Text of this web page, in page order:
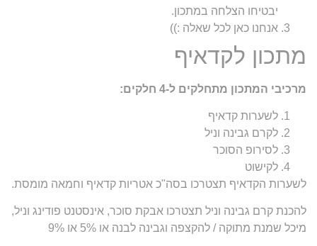
יבטיחו הצלחה במתכון.
אנחנו כאן לכל שאלה :))
מתכון לקדאיף
מרכיבי המתכון מתחלקים ל-4 חלקים:
לשערות קדאיף
לקרם גבינה וניל
לסירופ הסוכר
לקישוט
לשערות הקדאיף תצטרכו בסה"כ אטריות קדאיף וחמאה מומסת.
להכנת קרם גבינה וניל תצטרכו אבקת סוכר, אינסטנט פודינג וניל,
מיכל שמנת מתוקה / להקצפה וגבינה לבנה או 5% או 9%